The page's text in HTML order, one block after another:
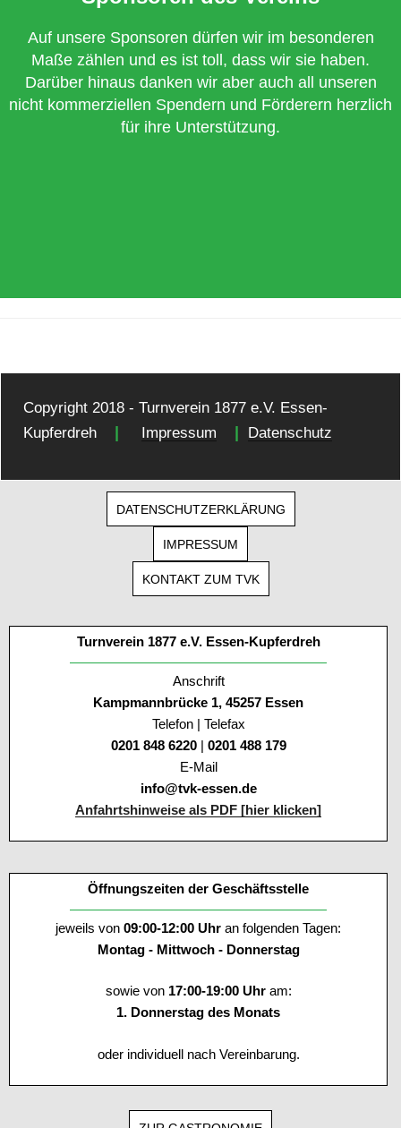
Auf unsere Sponsoren dürfen wir im besonderen
Maße zählen und es ist toll, dass wir sie haben.
Darüber hinaus danken wir aber auch all unseren
nicht kommerziellen Spendern und Förderern herzlich
für ihre Unterstützung.
Copyright 2018 - Turnverein 1877 e.V. Essen-
Kupferdreh
Impressum Datenschutz
DATENSCHUTZERKLÄRUNG
IMPRESSUM
KONTAKT ZUM TVK
Turnverein 1877 e.V. Essen-Kupferdreh
Anschrift
Kampmannbrücke 1, 45257 Essen
Telefon | Telefax
0201 848 6220 | 0201 488 179
E-Mail
info@tvk-essen.de
Anfahrtshinweise als PDF [hier klicken]
Öffnungszeiten der Geschäftsstelle
jeweils von 09:00-12:00 Uhr an folgenden Tagen:
Montag - Mittwoch - Donnerstag
sowie von 17:00-19:00 Uhram:
1. Donnerstag des Monats
oder individuell nach Vereinbarung.